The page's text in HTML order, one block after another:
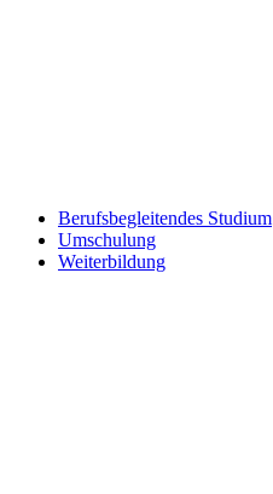
Berufsbegleitendes Studium
Umschulung
Weiterbildung